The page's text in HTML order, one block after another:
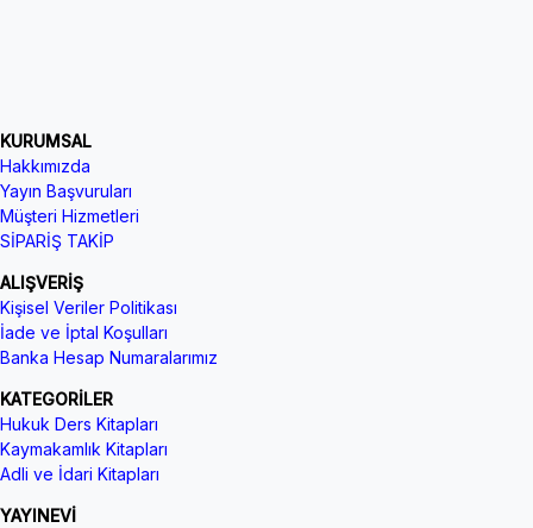
KURUMSAL
Hakkımızda
Yayın Başvuruları
Müşteri Hizmetleri
SİPARİŞ TAKİP
ALIŞVERİŞ
Kişisel Veriler Politikası
İade ve İptal Koşulları
Banka Hesap Numaralarımız
KATEGORİLER
Hukuk Ders Kitapları
Kaymakamlık Kitapları
Adli ve İdari Kitapları
YAYINEVİ